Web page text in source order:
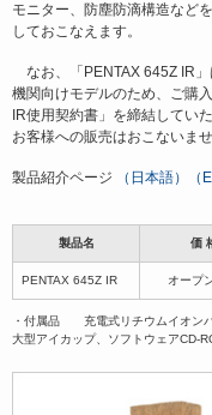
モニター、防塵防滴構造など
しておこなえます。
なお、「PENTAX 645Z IR
機関向けモデルのため、ご購
IR使用契約書」を締結してい
お客様への販売はおこないませ
製品紹介ページ （日本語） （
製品名 価
PENTAX 645Z IR オープ
・付属品 充電式リチウムイオンバ
大型アイカップ、ソフトウェアCD-